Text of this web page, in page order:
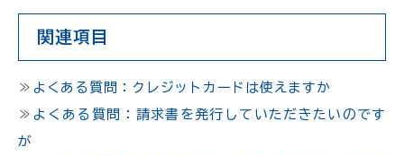
関連項目
≫ よくある質問：クレジットカードは使えますか
≫ よくある質問：請求書を発行していただきたいのです
が